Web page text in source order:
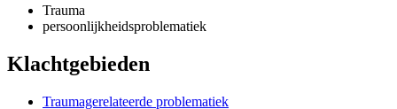
Trauma
persoonlijkheidsproblematiek
Klachtgebieden
Traumagerelateerde problematiek